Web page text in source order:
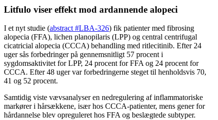
Litfulo viser effekt mod ardannende alopeci
I et nyt studie (abstract #LBA-326) fik patienter med fibrosing
alopecia (FFA), lichen planopilaris (LPP) og central centrifugal
cicatricial alopecia (CCCA) behandling med ritlecitinib. Efter 24
uger sås forbedringer på gennemsnitligt 57 procent i
sygdomsaktivitet for LPP, 24 procent for FFA og 24 procent for
CCCA. Efter 48 uger var forbedringerne steget til henholdsvis 70,
41 og 52 procent.
Samtidig viste vævsanalyser en nedregulering af inflammatoriske
markører i hårsækkene, især hos CCCA-patienter, mens gener for
hårdannelse blev opreguleret hos FFA og beslægtede subtyper.